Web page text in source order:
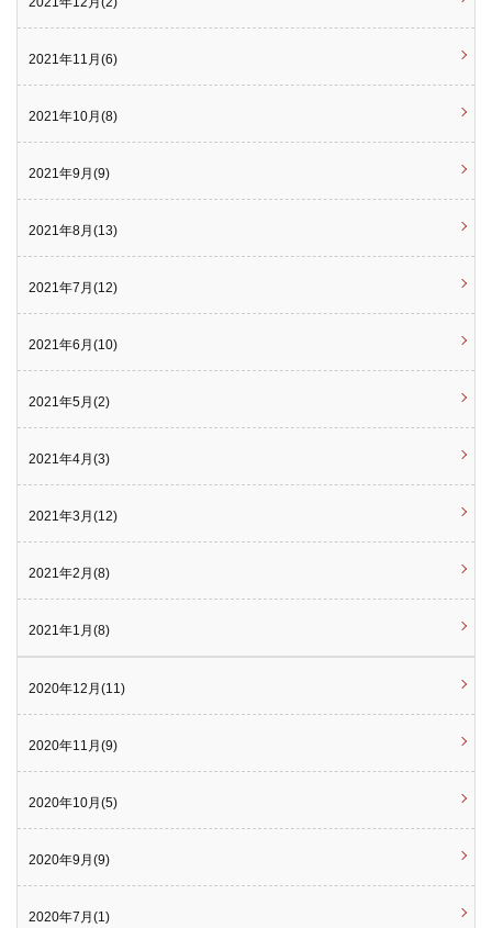
2021年11月(6)
2021年10月(8)
2021年9月(9)
2021年8月(13)
2021年7月(12)
2021年6月(10)
2021年5月(2)
2021年4月(3)
2021年3月(12)
2021年2月(8)
2021年1月(8)
2020年12月(11)
2020年11月(9)
2020年10月(5)
2020年9月(9)
2020年7月(1)